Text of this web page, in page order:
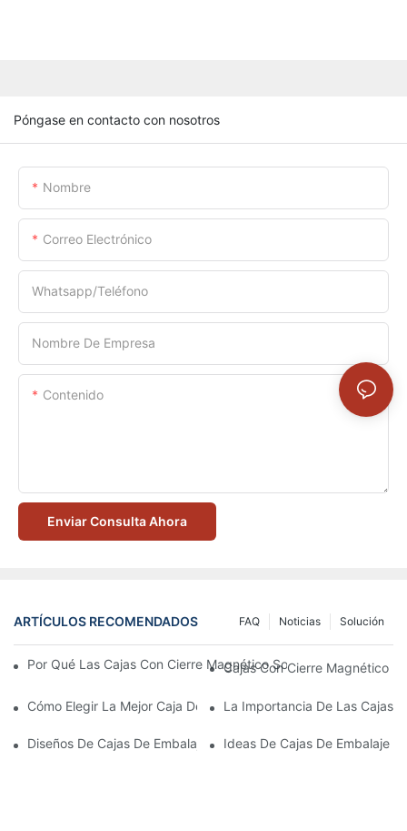
Póngase en contacto con nosotros
Nombre
Correo Electrónico
Whatsapp/Teléfono
Nombre De Empresa
Contenido
Enviar Consulta Ahora
ARTÍCULOS RECOMENDADOS Solución
Noticias
FAQ
Por Qué Las Cajas Con Cierre Magnético Son La Mejor Opción
Cajas Con Cierre Magnético
Cómo Elegir La Mejor Caja De Embalaje Para Productos De
La Importancia De Las Cajas
Diseños De Cajas De Embalaje Para Productos De Cuidado
Ideas De Cajas De Embalaje